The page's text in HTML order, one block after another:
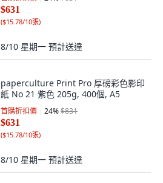
$631
($15.78/10張)
8/10 星期一 預計送達
paperculture Print Pro 厚磅彩色影印
紙 No 21 紫色 205g, 400個, A5
首購折扣價 24%$831
$631
($15.78/10張)
8/10 星期一 預計送達